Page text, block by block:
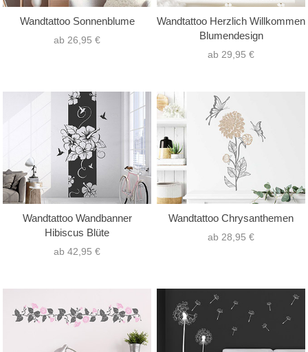
Wandtattoo Sonnenblume
ab 26,95 €
Wandtattoo Herzlich Willkommen
Blumendesign
ab 29,95 €
Wandtattoo Wandbanner
Hibiscus Blüte
ab 42,95 €
Wandtattoo Chrysanthemen
ab 28,95 €